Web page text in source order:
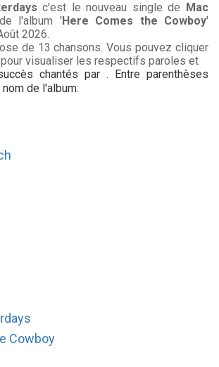
c'est le nouveau single de Mac
l'album 'Here Comes the Cowboy'
2026.
de 13 chansons. Vous pouvez cliquer
visualiser les respectifs paroles et
chantés par . Entre parenthèses
de l'album:
Cowboy